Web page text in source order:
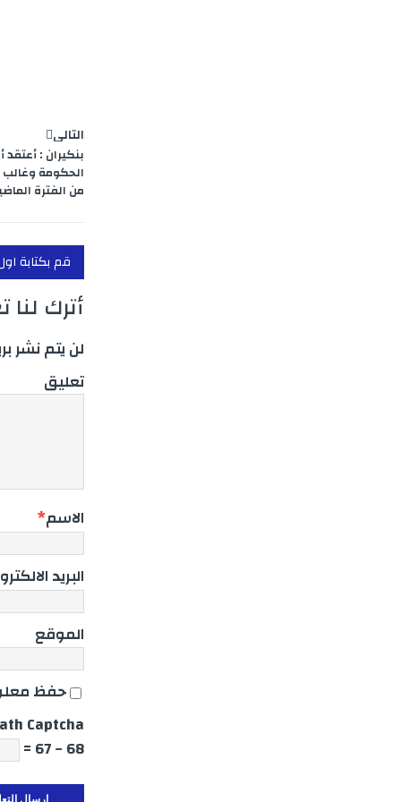
التالي
بنكيران :
الحكومة
من الفترة
قم بكتابة
أترك لنا
لن يتم نشر
تعليق
الاسم*
البريد
الموقع
حفظ
Captcha
68 − 67 =